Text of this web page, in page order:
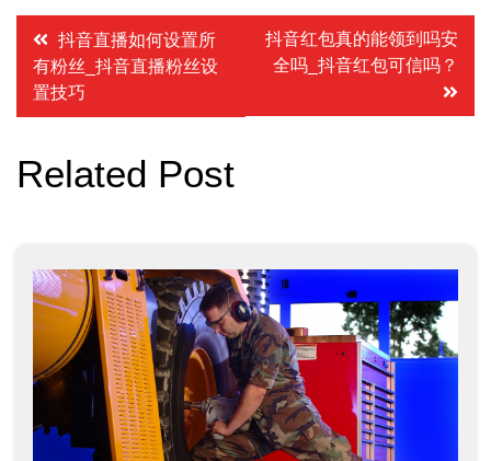
文
章
导
航
抖音直播如何设置所
有粉丝_抖音直播粉丝设
置技巧
抖音红包真的能领到吗安
全吗_抖音红包可信吗？
Related Post